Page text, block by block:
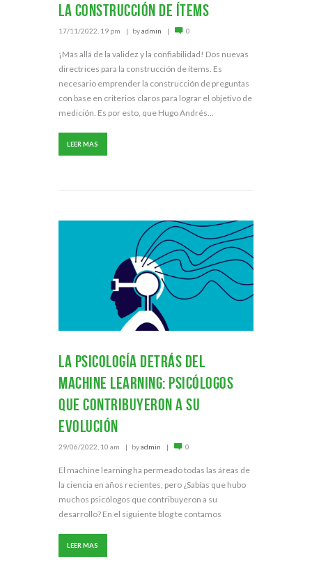
la construcción de ítems
17/11/2022, 19 pm byadmin 0
¡Más allá de la validez y la confiabilidad! Dos nuevas
directrices para la construcción de ítems. Es
necesario emprender la construcción de preguntas
con base en criterios claros para lograr el objetivo de
medición. Es por esto, que Hugo Andrés...
LEER MAS
La psicología detrás del
machine learning: Psicólogos
que contribuyeron a su
evolución
29/06/2022, 10 am byadmin 0
El machine learning ha permeado todas las áreas de
la ciencia en años recientes, pero ¿Sabías que hubo
muchos psicólogos que contribuyeron a su
desarrollo? En el siguiente blog te contamos
LEER MAS